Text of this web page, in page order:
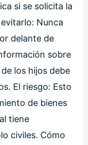
si se solicita la
Nunca
delante de
sobre
los hijos debe
El riesgo: Esto
de bienes
tiene
civiles. Cómo